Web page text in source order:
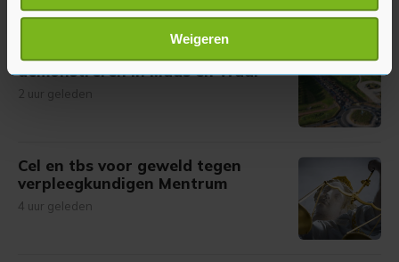
scannen op specifieke eigenschappen (fingerprinting)
Lees meer over hoe uw persoonlijke gegevens worden
verwerkt en stel uw voorkeuren in het
U kunt uw toestemming op elk moment wijzigen of
intrekken in de Cookieverklaring.
bezoek makkelijker en persoonlijker. Op
onze cookiepagina kun je ons cookiebeleid bekijken en je
gemaakte keuze altijd wijzigen of intrekken.
Weigeren
demonstreren in Maas en Waal
2 uur geleden
Cel en tbs voor geweld tegen
verpleegkundigen Mentrum
4 uur geleden